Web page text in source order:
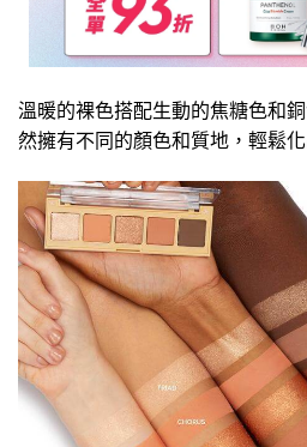
溫暖的裸色搭配生動的焦糖色和
然擁有不同的顏色和質地，輕鬆